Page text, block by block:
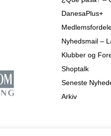
DanesaPlus+
Nyhedsmail –
Klubber og
Shoptalk
Seneste
Arkiv